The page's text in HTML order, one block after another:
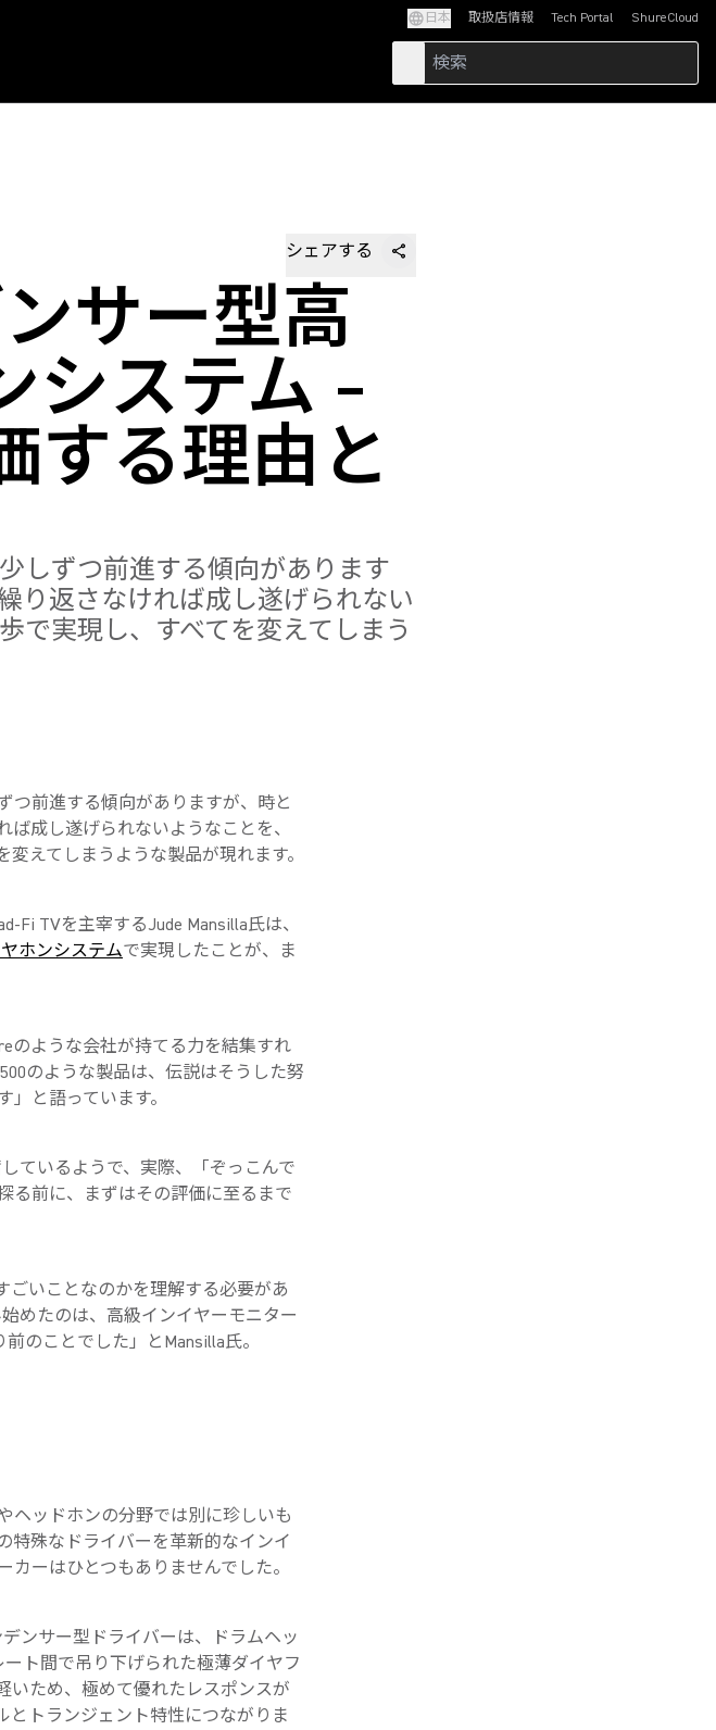
日本 取扱店情報 Tech Portal
(Opens in a new tab)ShureCloud
(Opens in a new
シェアする
ンサー型高
システム –
する理由と
しずつ前進する傾向があります
り返さなければ成し遂げられない
で実現し、すべてを変えてしまう
つ前進する傾向がありますが、時と
成し遂げられないようなことを、
えてしまうような製品が現れます。
Fi TVを主宰するJude Mansilla氏は、
ホンシステムで実現したことが、ま
のような会社が持てる力を結集すれ
のような製品は、伝説はそうした努
と語っています。
ているようで、実際、「ぞっこんで
る前に、まずはその評価に至るまで
ごいことなのかを理解する必要があ
めたのは、高級インイヤーモニター
のことでした」とMansilla氏。
ヘッドホンの分野では別に珍しいも
特殊なドライバーを革新的なインイ
ーはひとつもありませんでした。
ンサー型ドライバーは、ドラムヘッ
ト間で吊り下げられた極薄ダイヤフ
いため、極めて優れたレスポンスが
とトランジェント特性につながりま